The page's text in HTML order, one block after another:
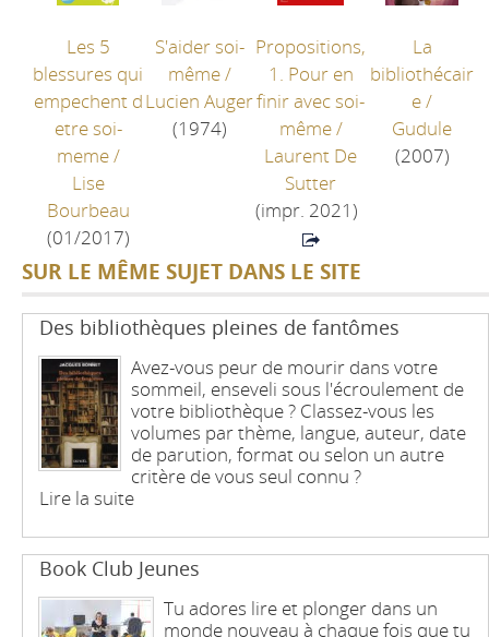
Les 5
blessures qui
empechent d
etre soi-
meme/
Lise
Bourbeau
(01/2017)
S'aider soi-
même/
Lucien Auger
(1974)
Propositions,
1. Pour en
finir avec soi-
même/
Laurent De
Sutter
(impr. 2021)
La
bibliothécair
e/
Gudule
(2007)
SUR LE MÊME SUJET DANS LE SITE
Des bibliothèques pleines de fantômes
Avez-vous peur de mourir dans votre
sommeil, enseveli sous l'écroulement de
votre bibliothèque ? Classez-vous les
volumes par thème, langue, auteur, date
de parution, format ou selon un autre
critère de vous seul connu ?
Lire la suite
Book Club Jeunes
Tu adores lire et plonger dans un
monde nouveau à chaque fois que tu